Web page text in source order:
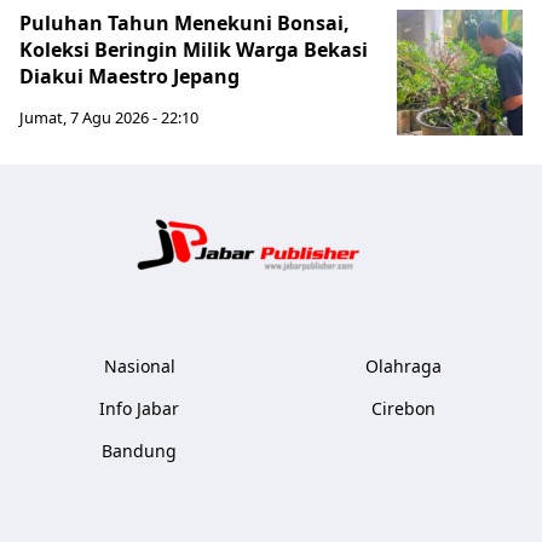
Puluhan Tahun Menekuni Bonsai,
Koleksi Beringin Milik Warga Bekasi
Diakui Maestro Jepang
Jumat, 7 Agu 2026 - 22:10
Nasional
Info Jabar
Bandung
Olahraga
Cirebon